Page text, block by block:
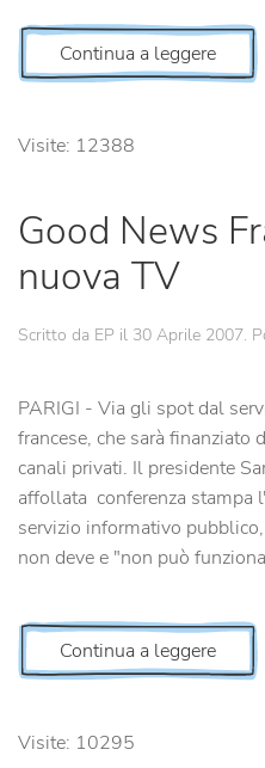
Continua a leggere
Visite: 12388
Good News
nuova TV
Scritto da EP il 30 Aprile 2007.
PARIGI - Via gli spot dal
francese, che sarà
canali privati. Il presidente
affollata conferenza stampa
servizio informativo
non deve e "non può
Continua a leggere
Visite: 10295